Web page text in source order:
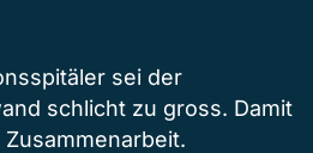
sei der
schlicht zu gross. Damit